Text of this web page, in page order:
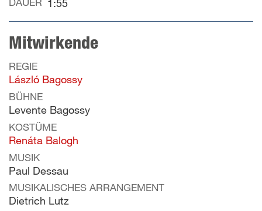
1:55
Mitwirkende
REGIE
László Bagossy
BÜHNE
Levente Bagossy
KOSTÜME
Renáta Balogh
MUSIK
Paul Dessau
MUSIKALISCHES ARRANGEMENT
Dietrich Lutz